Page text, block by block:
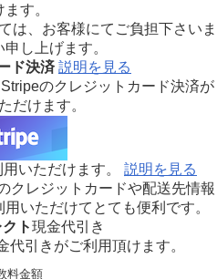
ます。
は、お客様にてご負担下さいま
し上げます。
ド決済 説明を見る
のクレジットカード決済が
だけます。
いただけます。 説明を見る
クレジットカードや配送先情報
いただけてとても便利です。
ト現金代引き
代引きがご利用頂けます。
料金額